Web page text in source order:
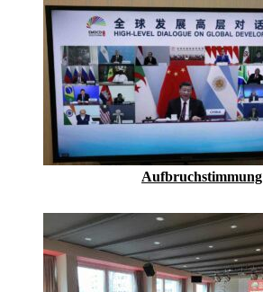
Aufbruchstimmung